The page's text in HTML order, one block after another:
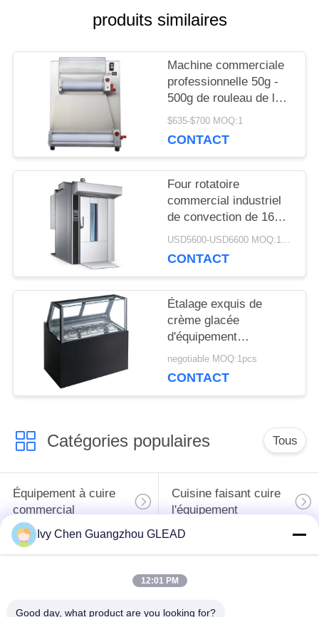
QUALITÉ
NOUVELLES
DEMANDEZ
UN DEVIS
PLAN
PRIVACY
POLICY
produits similaires
Machine commerciale
professionnelle 50g -
500g de rouleau de la
pâte de pizza
cuisson
$635-$700 MOQ:1
CONTACT
Four rotatoire
commercial industriel
de convection de 16
plateaux de four
gaz
USD5600-USD6600 MOQ:1piece
CONTACT
Étalage exquis de
crème glacée
d'équipement
commercial
cuisson
negotiable MOQ:1pcs
CONTACT
Catégories populaires Tous
Équipement à cuire
commercial
Cuisine faisant cuire
l'équipement
Machines de
denrées alimentaires
Ivy Chen Guangzhou GLEAD
12:01 PM
Good day, what product are you looking for?